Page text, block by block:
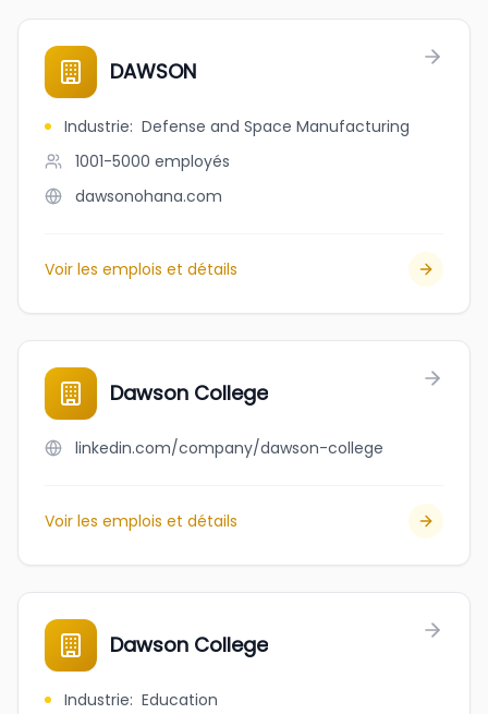
DAWSON
Industrie: Defense and Space Manufacturing
1001-5000 employés
dawsonohana.com
Voir les emplois et détails
Dawson College
linkedin.com/company/dawson-college
Voir les emplois et détails
Dawson College
Industrie: Education